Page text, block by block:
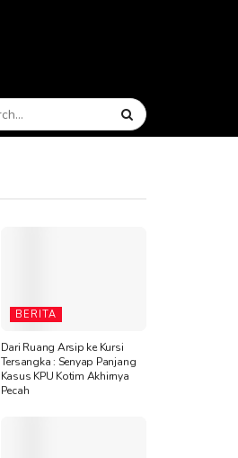
BERITA
Dari Ruang Arsip ke Kursi
Tersangka : Senyap Panjang
Kasus KPU Kotim Akhirnya
Pecah